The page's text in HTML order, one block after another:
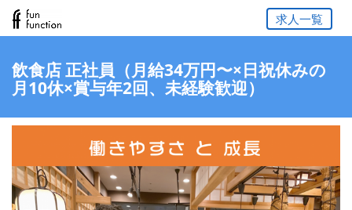
求人一覧
飲食店 正社員（月給34万円〜×日祝休みの
月10休×賞与年2回、未経験歓迎）